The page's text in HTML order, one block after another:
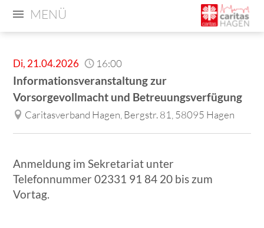
MENÜ
Di, 21.04.2026 16:00
Informationsveranstaltung zur
Vorsorgevollmacht und Betreuungsverfügung
Caritasverband Hagen, Bergstr. 81, 58095 Hagen
Anmeldung im Sekretariat unter
Telefonnummer 02331 91 84 20 bis zum
Vortag.